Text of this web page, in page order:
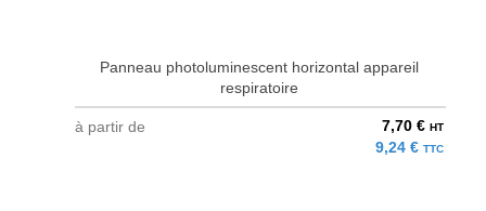
Panneau photoluminescent horizontal appareil
respiratoire
à partir de 7,70 € HT
9,24 € TTC